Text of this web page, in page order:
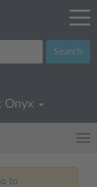
Search
Onyx
to